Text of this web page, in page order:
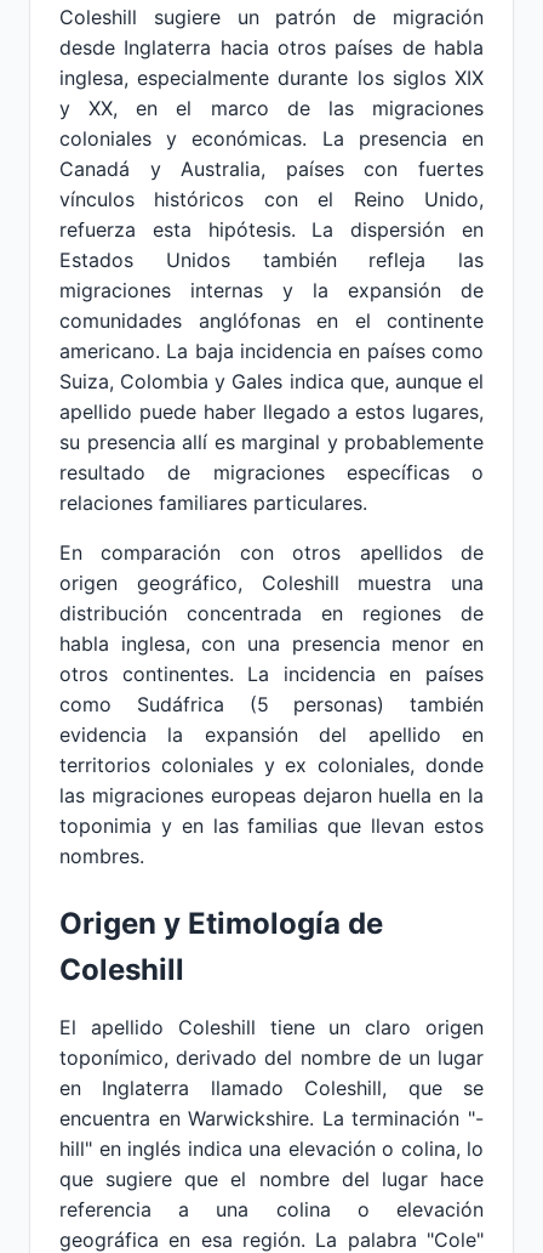
Coleshill sugiere un patrón de migración
desde Inglaterra hacia otros países de habla
inglesa, especialmente durante los siglos XIX
y XX, en el marco de las migraciones
coloniales y económicas. La presencia en
Canadá y Australia, países con fuertes
vínculos históricos con el Reino Unido,
refuerza esta hipótesis. La dispersión en
Estados Unidos también refleja las
migraciones internas y la expansión de
comunidades anglófonas en el continente
americano. La baja incidencia en países como
Suiza, Colombia y Gales indica que, aunque el
apellido puede haber llegado a estos lugares,
su presencia allí es marginal y probablemente
resultado de migraciones específicas o
relaciones familiares particulares.
En comparación con otros apellidos de
origen geográfico, Coleshill muestra una
distribución concentrada en regiones de
habla inglesa, con una presencia menor en
otros continentes. La incidencia en países
como Sudáfrica (5 personas) también
evidencia la expansión del apellido en
territorios coloniales y ex coloniales, donde
las migraciones europeas dejaron huella en la
toponimia y en las familias que llevan estos
nombres.
Origen y Etimología de
Coleshill
El apellido Coleshill tiene un claro origen
toponímico, derivado del nombre de un lugar
en Inglaterra llamado Coleshill, que se
encuentra en Warwickshire. La terminación "-
hill" en inglés indica una elevación o colina, lo
que sugiere que el nombre del lugar hace
referencia a una colina o elevación
geográfica en esa región. La palabra "Cole"